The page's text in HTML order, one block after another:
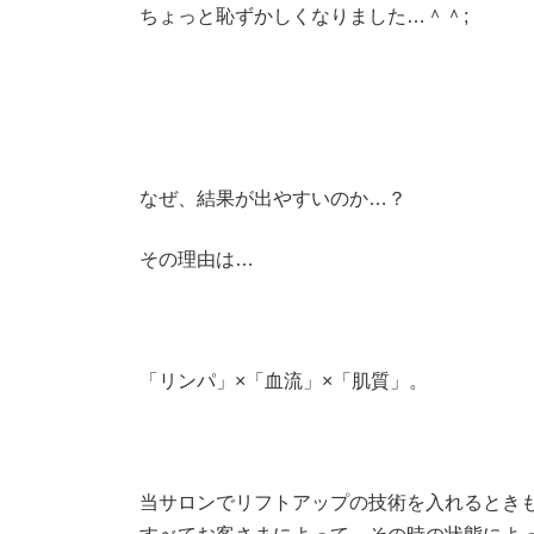
ちょっと恥ずかしくなりました…＾＾;
なぜ、結果が出やすいのか…？
その理由は…
「リンパ」×「血流」×「肌質」。
当サロンでリフトアップの技術を入れるとき